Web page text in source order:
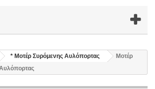
* Μοτέρ Συρόμενης Αυλόπορτας
Μοτέρ